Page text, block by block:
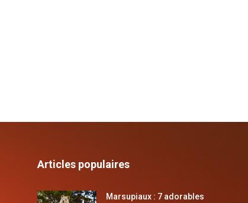
Articles populaires
Marsupiaux : 7 adorables